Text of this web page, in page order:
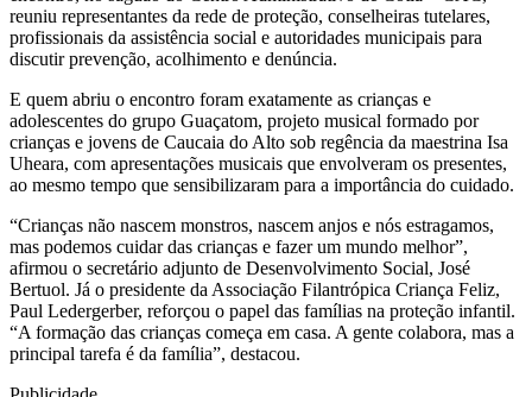
reuniu representantes da rede de proteção, conselheiras tutelares,
profissionais da assistência social e autoridades municipais para
discutir prevenção, acolhimento e denúncia.
E quem abriu o encontro foram exatamente as crianças e
adolescentes do grupo Guaçatom, projeto musical formado por
crianças e jovens de Caucaia do Alto sob regência da maestrina Isa
Uheara, com apresentações musicais que envolveram os presentes,
ao mesmo tempo que sensibilizaram para a importância do cuidado.
“Crianças não nascem monstros, nascem anjos e nós estragamos,
mas podemos cuidar das crianças e fazer um mundo melhor”,
afirmou o secretário adjunto de Desenvolvimento Social, José
Bertuol. Já o presidente da Associação Filantrópica Criança Feliz,
Paul Ledergerber, reforçou o papel das famílias na proteção infantil.
“A formação das crianças começa em casa. A gente colabora, mas a
principal tarefa é da família”, destacou.